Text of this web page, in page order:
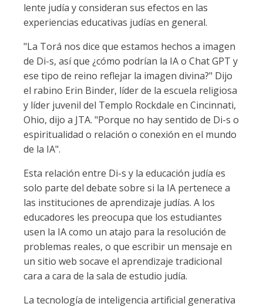
lente judía y consideran sus efectos en las
experiencias educativas judías en general.
"La Torá nos dice que estamos hechos a imagen
de Di-s, así que ¿cómo podrían la IA o Chat GPT y
ese tipo de reino reflejar la imagen divina?" Dijo
el rabino Erin Binder, líder de la escuela religiosa
y líder juvenil del Templo Rockdale en Cincinnati,
Ohio, dijo a JTA. "Porque no hay sentido de Di-s o
espiritualidad o relación o conexión en el mundo
de la IA".
Esta relación entre Di-s y la educación judía es
solo parte del debate sobre si la IA pertenece a
las instituciones de aprendizaje judías. A los
educadores les preocupa que los estudiantes
usen la IA como un atajo para la resolución de
problemas reales, o que escribir un mensaje en
un sitio web socave el aprendizaje tradicional
cara a cara de la sala de estudio judía.
La tecnología de inteligencia artificial generativa